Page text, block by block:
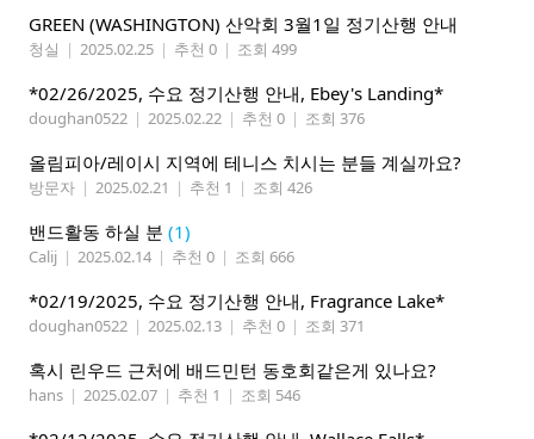
GREEN (WASHINGTON) 산악회 3월1일 정기산행 안내
청실 | 2025.02.25 | 추천 0 | 조회 499
*02/26/2025, 수요 정기산행 안내, Ebey's Landing*
doughan0522 | 2025.02.22 | 추천 0 | 조회 376
올림피아/레이시 지역에 테니스 치시는 분들 계실까요?
방문자 | 2025.02.21 | 추천 1 | 조회 426
밴드활동 하실 분 (1)
Calij | 2025.02.14 | 추천 0 | 조회 666
*02/19/2025, 수요 정기산행 안내, Fragrance Lake*
doughan0522 | 2025.02.13 | 추천 0 | 조회 371
혹시 린우드 근처에 배드민턴 동호회같은게 있나요?
hans | 2025.02.07 | 추천 1 | 조회 546